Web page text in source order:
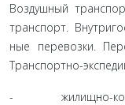
Воздушный
транспорт.
ные перевозки.
Транспортно-
- жилищно-